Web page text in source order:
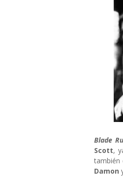
Blade
Scott,
también
Damon